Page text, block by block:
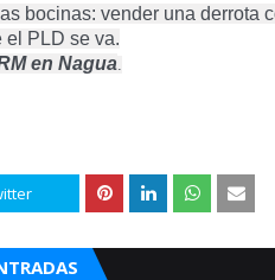
bocinas: vender una derrota
el PLD se va.
en Nagua.